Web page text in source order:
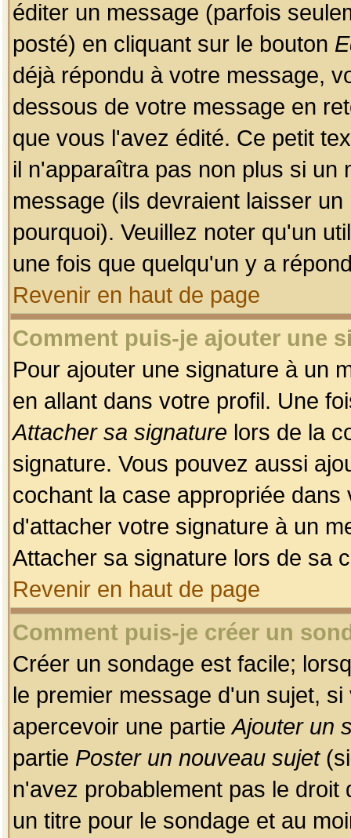
éditer un message (parfois
posté) en cliquant sur le bouton
déjà répondu à votre message,
dessous de votre message en
que vous l'avez édité. Ce petit
il n'apparaîtra pas non plus si un
message (ils devraient laisser
pourquoi). Veuillez noter qu'un
une fois que quelqu'un y a
Revenir en haut de page
Comment puis-je ajouter une
Pour ajouter une signature à un
en allant dans votre profil. Une
Attacher sa signature lors de la
signature. Vous pouvez aussi
cochant la case appropriée
d'attacher votre signature à un
Attacher sa signature lors de sa
Revenir en haut de page
Comment puis-je créer un
Créer un sondage est facile;
le premier message d'un sujet,
apercevoir une partieAjouter un
partie Poster un nouveau sujet(si
n'avez probablement pas le
un titre pour le sondage et au